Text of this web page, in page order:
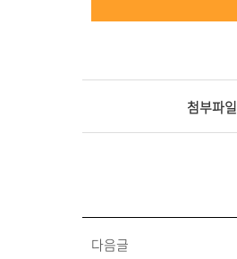
첨부파일
다음글